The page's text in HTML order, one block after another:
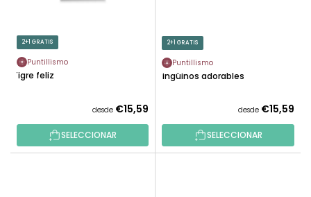
2+1 GRATIS
Puntillismo
Tigre feliz
desde €15,59
SELECCIONAR
2+1 GRATIS
Puntillismo
Pingüinos adorables
desde €15,59
SELECCIONAR